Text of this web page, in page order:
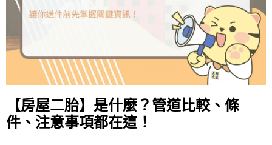
【房屋二胎】是什麼？管道比較、條
件、注意事項都在這！